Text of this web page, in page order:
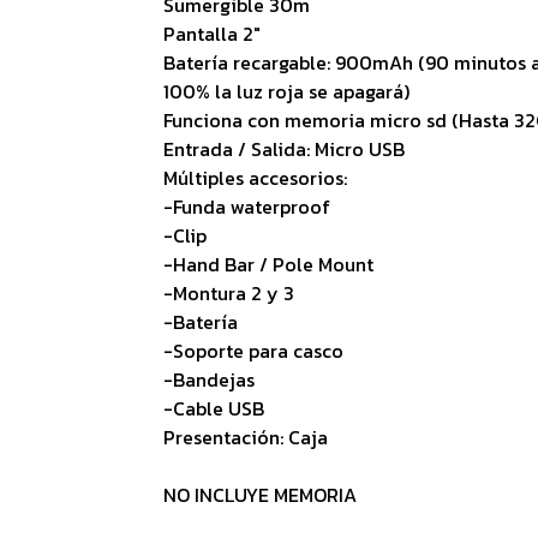
Pantalla 2"
Batería recargable: 900mAh (90 minutos
100% la luz roja se apagará)
Funciona con memoria micro sd (Hasta
Entrada / Salida: Micro USB
Múltiples accesorios:
-Funda waterproof
-Clip
-Hand Bar / Pole Mount
-Montura 2 y 3
-Batería
-Soporte para casco
-Bandejas
-Cable USB
Presentación: Caja
NO INCLUYE MEMORIA